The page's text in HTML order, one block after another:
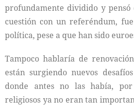
profundamente dividido y
cuestión con un referéndum,
política, pese a que han sido
Tampoco hablaría de
están surgiendo nuevos
donde antes no las había,
religiosos ya no eran tan